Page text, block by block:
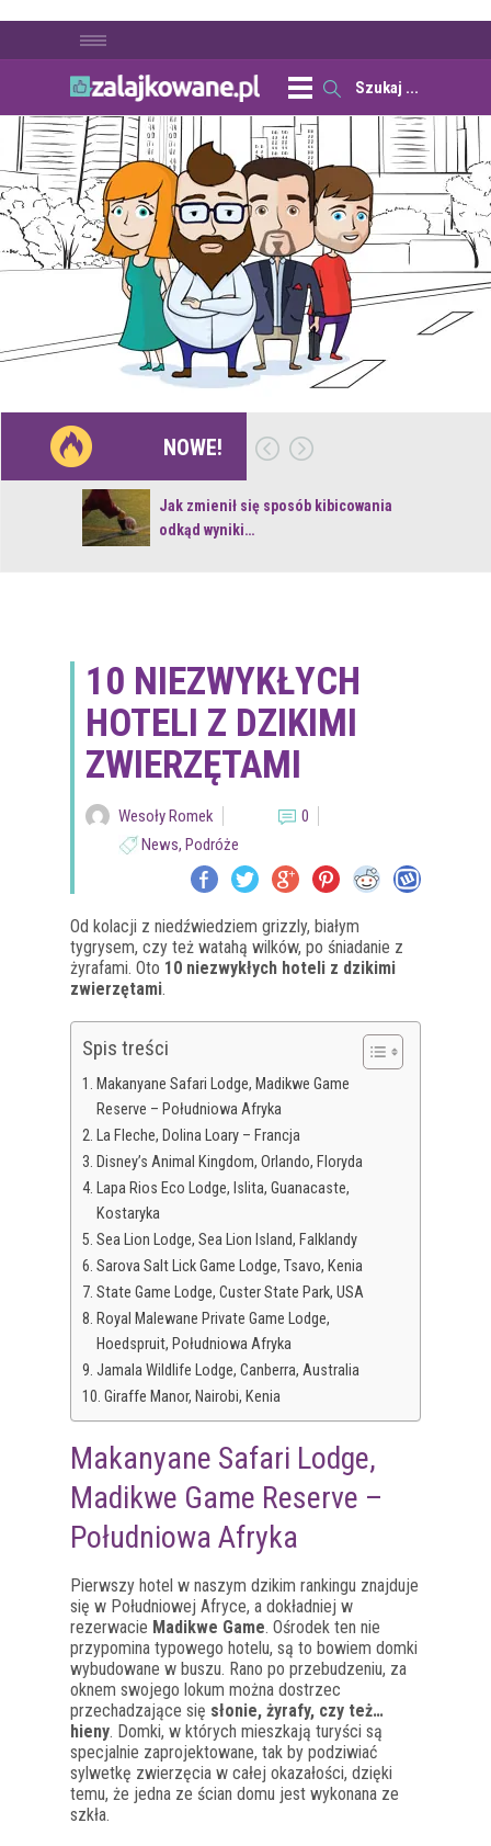
NOWE!
Jak zmienił się sposób kibicowania
odkąd wyniki…
10 NIEZWYKŁYCH
HOTELI Z DZIKIMI
ZWIERZĘTAMI
Wesoły Romek
0
News, Podróże
Od kolacji z niedźwiedziem grizzly, białym
tygrysem, czy też watahą wilków, po śniadanie z
żyrafami. Oto 10 niezwykłych hoteli z dzikimi
zwierzętami.
Spis treści
Makanyane Safari Lodge, Madikwe Game
Reserve – Południowa Afryka
La Fleche, Dolina Loary – Francja
Disney’s Animal Kingdom, Orlando, Floryda
Lapa Rios Eco Lodge, Islita, Guanacaste,
Kostaryka
Sea Lion Lodge, Sea Lion Island, Falklandy
Sarova Salt Lick Game Lodge, Tsavo, Kenia
State Game Lodge, Custer State Park, USA
Royal Malewane Private Game Lodge,
Hoedspruit, Południowa Afryka
Jamala Wildlife Lodge, Canberra, Australia
Giraffe Manor, Nairobi, Kenia
Makanyane Safari Lodge,
Madikwe Game Reserve –
Południowa Afryka
Pierwszy hotel w naszym dzikim rankingu znajduje
się w Południowej Afryce, a dokładniej w
rezerwacie Madikwe Game. Ośrodek ten nie
przypomina typowego hotelu, są to bowiem domki
wybudowane w buszu. Rano po przebudzeniu, za
oknem swojego lokum można dostrzec
przechadzające się słonie, żyrafy, czy też…
hieny. Domki, w których mieszkają turyści są
specjalnie zaprojektowane, tak by podziwiać
sylwetkę zwierzęcia w całej okazałości, dzięki
temu, że jedna ze ścian domu jest wykonana ze
szkła.